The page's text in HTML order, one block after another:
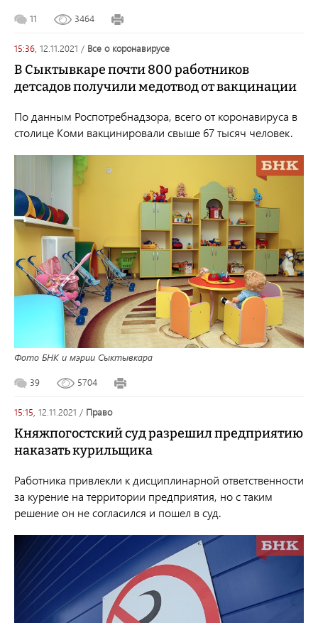
11 3464
15:36, 12.11.2021 / все о коронавирусе
В Сыктывкаре почти 800 работников
детсадов получили медотвод от вакцинации
По данным Роспотребнадзора, всего от коронавируса в
столице Коми вакцинировали свыше 67 тысяч человек.
Фото БНК и мэрии Сыктывкара
39 5704
15:15, 12.11.2021 / право
Княжпогостский суд разрешил предприятию
наказать курильщика
Работника привлекли к дисциплинарной ответственности
за курение на территории предприятия, но с таким
решение он не согласился и пошел в суд.